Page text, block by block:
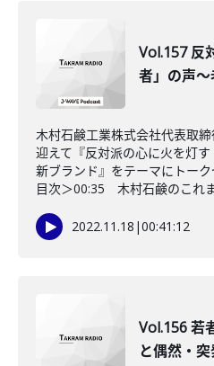
Vol.157 反
者」の声
木村石鹸工業株式会社代表取
迎えて『反対派の心に火を灯
新ブランド』をテーマにトー
目次＞00:35 木村石鹸のこれ
2022.11.18 |00:41:12
Vol.156 若
と偶然・